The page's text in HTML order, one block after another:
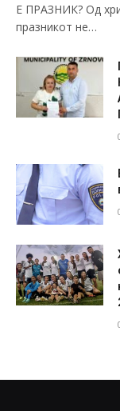
Е ПРАЗНИК? Од
празникот не…